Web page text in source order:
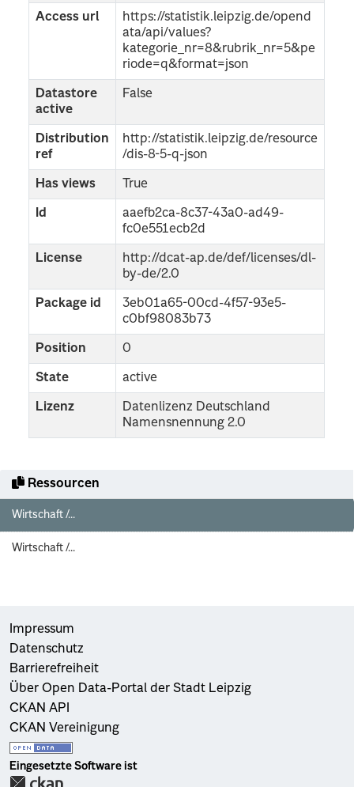
Ressourcen
Wirtschaft /...
Wirtschaft /...
Access url
https://statistik.leipzig.de/opend
ata/api/values?
kategorie_nr=8&rubrik_nr=5&pe
riode=q&format=json
Datastore
active
False
Distribution
ref
http://statistik.leipzig.de/resource
/dis-8-5-q-json
Has views True
Id
aaefb2ca-8c37-43a0-ad49-
fc0e551ecb2d
License
http://dcat-ap.de/def/licenses/dl-
by-de/2.0
Package id
3eb01a65-00cd-4f57-93e5-
c0bf98083b73
Position 0
State active
Lizenz
Datenlizenz Deutschland
Namensnennung 2.0
Impressum
Datenschutz
Barrierefreiheit
Über Open Data-Portal der Stadt Leipzig
CKAN API
CKAN Vereinigung
Eingesetzte Software ist